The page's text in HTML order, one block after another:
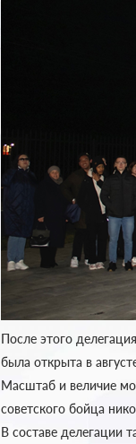
После этого
была открыта в
Масштаб и величие
советского бойца
В составе